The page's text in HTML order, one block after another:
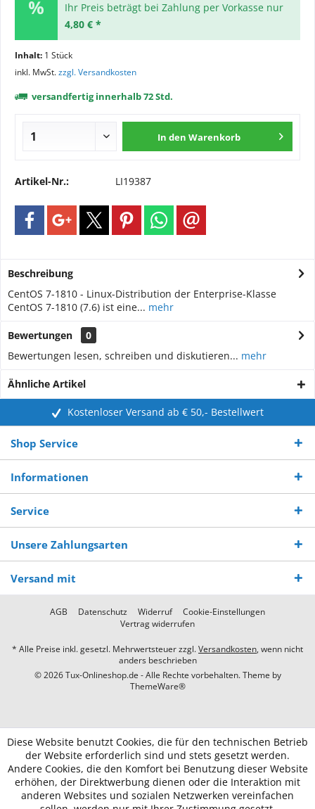
Ihr Preis beträgt bei Zahlung per Vorkasse nur
4,80 € *
Inhalt: 1 Stück
inkl. MwSt.zzgl. Versandkosten
versandfertig innerhalb 72 Std.
In den Warenkorb
Artikel-Nr.: LI19387
Beschreibung
CentOS 7-1810 - Linux-Distribution der Enterprise-Klasse
CentOS 7-1810 (7.6) ist eine... mehr
Bewertungen
0
Bewertungen lesen, schreiben und diskutieren... mehr
Ähnliche Artikel
Kostenloser Versand ab € 50,- Bestellwert
Shop Service
Informationen
Service
Unsere Zahlungsarten
Versand mit
AGB Datenschutz Widerruf
Cookie-Einstellungen
Vertrag widerrufen
* Alle Preise inkl. gesetzl. Mehrwertsteuer zzgl.Versandkosten, wenn nicht
anders beschrieben
© 2026 Tux-Onlineshop.de - Alle Rechte vorbehalten. Theme by
ThemeWare®
Diese Website benutzt Cookies, die für den technischen Betrieb
der Website erforderlich sind und stets gesetzt werden.
Andere Cookies, die den Komfort bei Benutzung dieser Website
erhöhen, der Direktwerbung dienen oder die Interaktion mit
anderen Websites und sozialen Netzwerken vereinfachen